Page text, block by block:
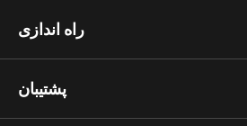
راه اندازی
پشتیبان